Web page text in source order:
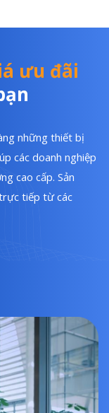
ưu đãi
những thiết bị
các doanh nghiệp
cao cấp. Sản
tiếp từ các